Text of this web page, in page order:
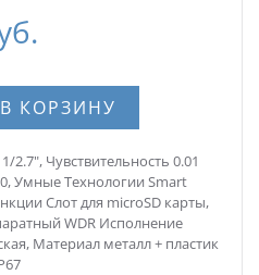
В КОРЗИНУ
Чувствительность 0.01
Умные Технологии Smart
Слот для microSD карты,
WDR Исполнение
Материал металл + пластик